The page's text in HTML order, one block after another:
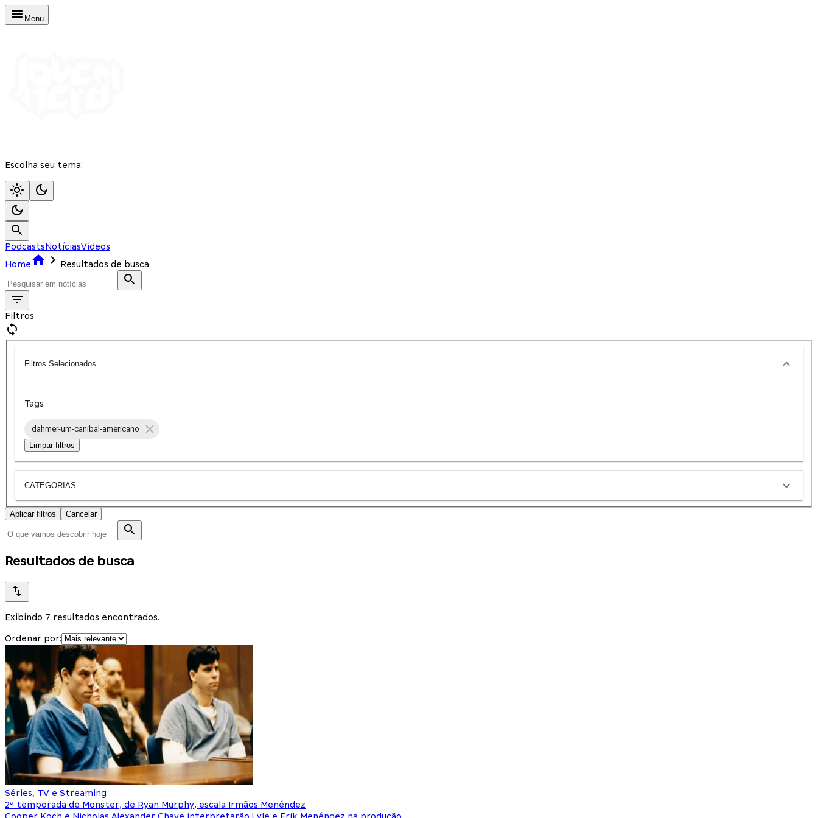
Menu
Escolha seu tema:
PodcastsNotíciasVídeos
Home
Resultados de busca
Filtros
Filtros Selecionados
Tags
dahmer-um-canibal-americano
Limpar filtros
CATEGORIAS
Aplicar filtros Cancelar
Resultados de busca
Exibindo 7 resultados encontrados.
Ordenar por:
Séries, TV e Streaming
2ª temporada de Monster, de Ryan Murphy, escala Irmãos Menéndez